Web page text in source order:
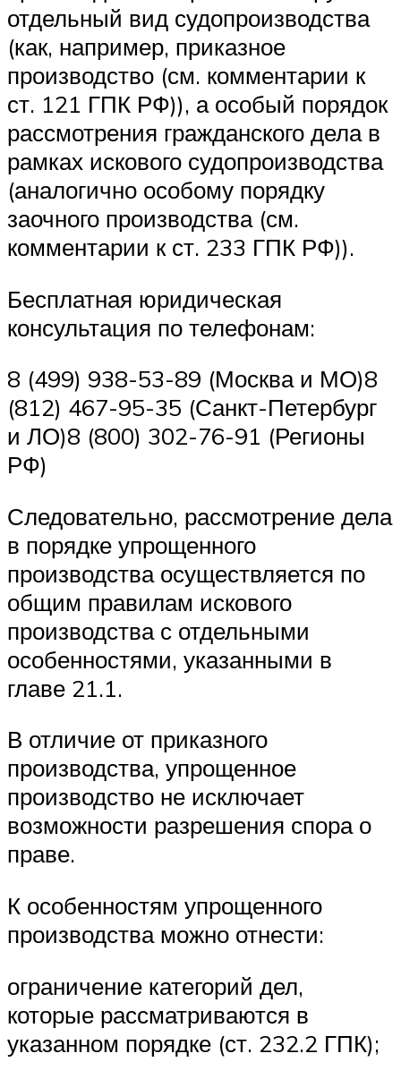
отдельный вид судопроизводства
(как, например, приказное
производство (см. комментарии к
ст. 121 ГПК РФ)), а особый порядок
рассмотрения гражданского дела в
рамках искового судопроизводства
(аналогично особому порядку
заочного производства (см.
комментарии к ст. 233 ГПК РФ)).
Бесплатная юридическая
консультация по телефонам:
8 (499) 938-53-89 (Москва и МО)8
(812) 467-95-35 (Санкт-Петербург
и ЛО)8 (800) 302-76-91 (Регионы
РФ)
Следовательно, рассмотрение дела
в порядке упрощенного
производства осуществляется по
общим правилам искового
производства с отдельными
особенностями, указанными в
главе 21.1.
В отличие от приказного
производства, упрощенное
производство не исключает
возможности разрешения спора о
праве.
К особенностям упрощенного
производства можно отнести:
ограничение категорий дел,
которые рассматриваются в
указанном порядке (ст. 232.2 ГПК);